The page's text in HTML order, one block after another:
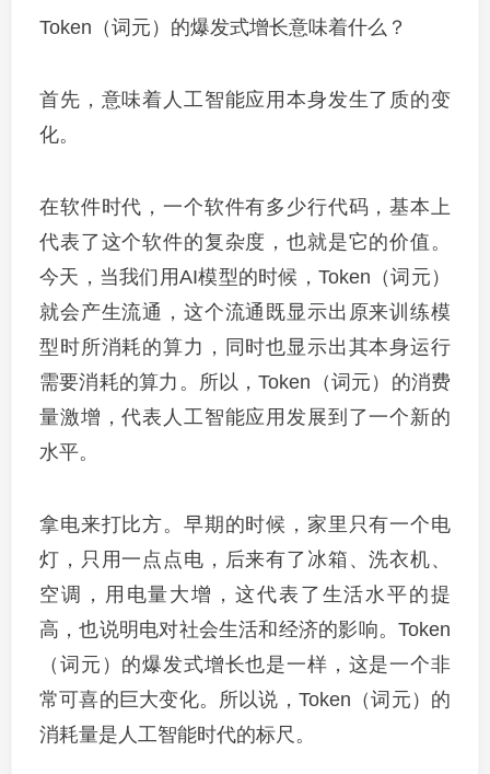
Token（词元）的爆发式增长意味着什么？
首先，意味着人工智能应用本身发生了质的变
化。
在软件时代，一个软件有多少行代码，基本上
代表了这个软件的复杂度，也就是它的价值。
今天，当我们用AI模型的时候，Token（词元）
就会产生流通，这个流通既显示出原来训练模
型时所消耗的算力，同时也显示出其本身运行
需要消耗的算力。所以，Token（词元）的消费
量激增，代表人工智能应用发展到了一个新的
水平。
拿电来打比方。早期的时候，家里只有一个电
灯，只用一点点电，后来有了冰箱、洗衣机、
空调，用电量大增，这代表了生活水平的提
高，也说明电对社会生活和经济的影响。Token
（词元）的爆发式增长也是一样，这是一个非
常可喜的巨大变化。所以说，Token（词元）的
消耗量是人工智能时代的标尺。